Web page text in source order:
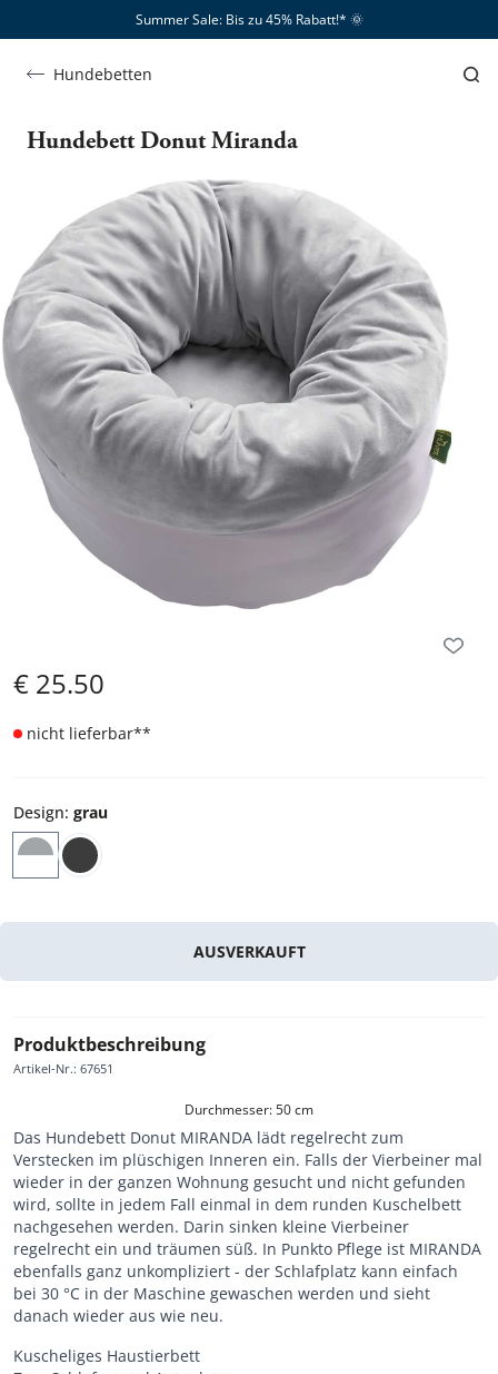
Summer Sale: Bis zu 45% Rabatt!*​ 🌞
Hundebetten
Hundebett Donut Miranda
€ 25.50
nicht lieferbar**
Design: grau
AUSVERKAUFT
Produktbeschreibung
Artikel-Nr.: 67651
Durchmesser: 50 cm
Das Hundebett Donut MIRANDA lädt regelrecht zum
Verstecken im plüschigen Inneren ein. Falls der Vierbeiner mal
wieder in der ganzen Wohnung gesucht und nicht gefunden
wird, sollte in jedem Fall einmal in dem runden Kuschelbett
nachgesehen werden. Darin sinken kleine Vierbeiner
regelrecht ein und träumen süß. In Punkto Pflege ist MIRANDA
ebenfalls ganz unkompliziert - der Schlafplatz kann einfach
bei 30 °C in der Maschine gewaschen werden und sieht
danach wieder aus wie neu.
Kuscheliges Haustierbett